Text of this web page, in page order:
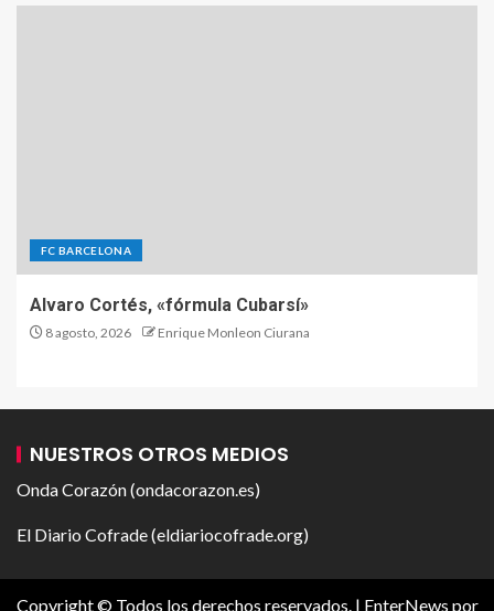
FC BARCELONA
Alvaro Cortés, «fórmula Cubarsí»
8 agosto, 2026 Enrique Monleon Ciurana
NUESTROS OTROS MEDIOS
Onda Corazón (ondacorazon.es)
El Diario Cofrade (eldiariocofrade.org)
Copyright © Todos los derechos reservados. | EnterNews por